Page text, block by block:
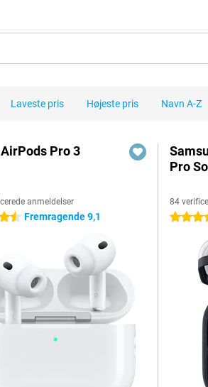
Laveste pris Højeste pris Navn A-Z
Pro 3
anmeldelser
Fremragende 9,1
Pro
84
5